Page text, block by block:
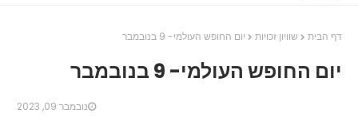
דף הבית שוויון זכויות יום החופש העולמי- 9 בנובמבר
יום החופש העולמי- 9 בנובמבר
נובמבר 09, 2023